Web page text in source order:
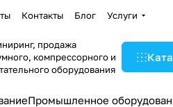
Контакты Блог Услуги
продажа
компрессорного и
оборудования
Промышленное